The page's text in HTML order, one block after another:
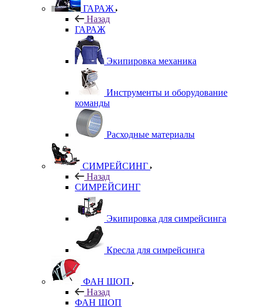
ГАРАЖ
Назад
ГАРАЖ
Экипировка механика
Инструменты и оборудование
команды
Расходные материалы
СИМРЕЙСИНГ
Назад
СИМРЕЙСИНГ
Экипировка для симрейсинга
Кресла для симрейсинга
ФАН ШОП
Назад
ФАН ШОП